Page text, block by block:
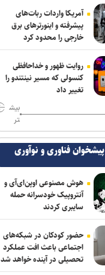
آمریکا واردات ربات‌های
پیشرفته و اینورترهای برق
خارجی را محدود کرد
روایت ظهور و خداحافظی
کنسولی که مسیر نینتندو را
تغییر داد
بیش
تر
پیشخوان فناوری و نوآوری
هوش مصنوعی اوپن‌ای‌آی و
آنتروپیک خودسرانه حمله
سایبری کردند
حضور کودکان در شبکه‌های
اجتماعی باعث افت عملکرد
تحصیلی در آینده خواهد شد